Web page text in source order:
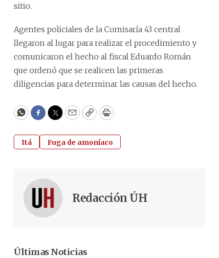
sitio.
Agentes policiales de la Comisaría 43 central
llegaron al lugar para realizar el procedimiento y
comunicaron el hecho al fiscal Eduardo Román
que ordenó que se realicen las primeras
diligencias para determinar las causas del hecho.
WhatsApp
Facebook
Twitter
EmailCopyPrint
Itá Fuga de amoníaco
Redacción ÚH
Últimas Noticias